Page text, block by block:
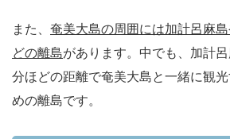
また、 奄美大島の周囲には加計呂麻
どの離島があります。中でも、加計
分ほどの距離で奄美大島と一緒に観
めの離島です。